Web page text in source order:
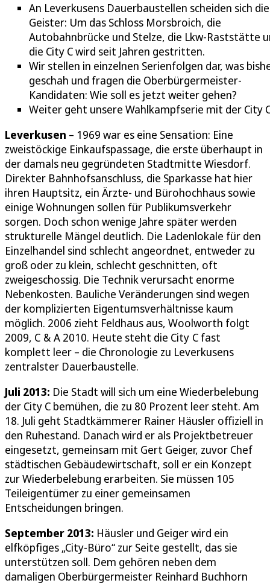
An Leverkusens Dauerbaustellen scheiden sich die
Geister: Um das Schloss Morsbroich, die
Autobahnbrücke und Stelze, die Lkw-Raststätte
die City C wird seit Jahren gestritten.
Wir stellen in einzelnen Serienfolgen dar, was
geschah und fragen die Oberbürgermeister-
Kandidaten: Wie soll es jetzt weiter gehen?
Weiter geht unsere Wahlkampfserie mit der City
Leverkusen – 1969 war es eine Sensation: Eine
zweistöckige Einkaufspassage, die erste überhaupt in
der damals neu gegründeten Stadtmitte Wiesdorf.
Direkter Bahnhofsanschluss, die Sparkasse hat hier
ihren Hauptsitz, ein Ärzte- und Bürohochhaus sowie
einige Wohnungen sollen für Publikumsverkehr
sorgen. Doch schon wenige Jahre später werden
strukturelle Mängel deutlich. Die Ladenlokale für den
Einzelhandel sind schlecht angeordnet, entweder zu
groß oder zu klein, schlecht geschnitten, oft
zweigeschossig. Die Technik verursacht enorme
Nebenkosten. Bauliche Veränderungen sind wegen
der komplizierten Eigentumsverhältnisse kaum
möglich. 2006 zieht Feldhaus aus, Woolworth folgt
2009, C & A 2010. Heute steht die City C fast
komplett leer – die Chronologie zu Leverkusens
zentralster Dauerbaustelle.
Juli 2013: Die Stadt will sich um eine Wiederbelebung
der City C bemühen, die zu 80 Prozent leer steht. Am
18. Juli geht Stadtkämmerer Rainer Häusler offiziell in
den Ruhestand. Danach wird er als Projektbetreuer
eingesetzt, gemeinsam mit Gert Geiger, zuvor Chef
städtischen Gebäudewirtschaft, soll er ein Konzept
zur Wiederbelebung erarbeiten. Sie müssen 105
Teileigentümer zu einer gemeinsamen
Entscheidungen bringen.
September 2013: Häusler und Geiger wird ein
elfköpfiges „City-Büro“ zur Seite gestellt, das sie
unterstützen soll. Dem gehören neben dem
damaligen Oberbürgermeister Reinhard Buchhorn